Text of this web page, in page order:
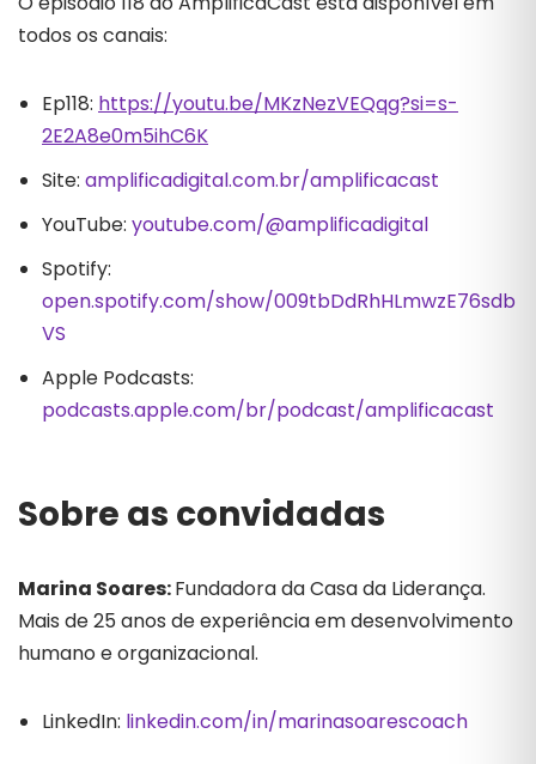
todos os canais:
Ep118: https://youtu.be/MKzNezVEQqg?si=s-
2E2A8e0m5ihC6K
Site: amplificadigital.com.br/amplificacast
YouTube: youtube.com/@amplificadigital
Spotify:
open.spotify.com/show/009tbDdRhHLmwzE76sdb
VS
Apple Podcasts:
podcasts.apple.com/br/podcast/amplificacast
Sobre as convidadas
Marina Soares:Fundadora da Casa da Liderança.
Mais de 25 anos de experiência em desenvolvimento
humano e organizacional.
LinkedIn: linkedin.com/in/marinasoarescoach